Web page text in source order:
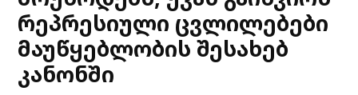
რეპრესიული ცვლილებები
მაუწყებლობის შესახებ
კანონში